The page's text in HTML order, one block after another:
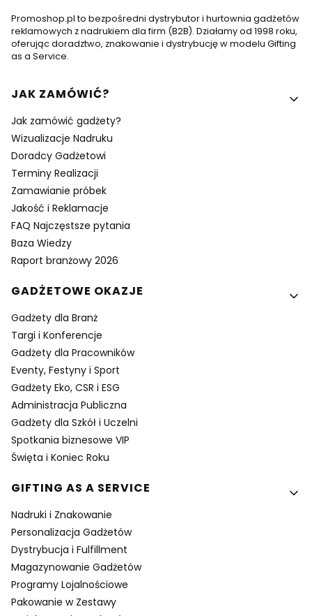
Promoshop.pl to bezpośredni dystrybutor i hurtownia gadżetów
reklamowych z nadrukiem dla firm (B2B). Działamy od 1998 roku,
oferując doradztwo, znakowanie i dystrybucję w modelu Gifting
as a Service.
Linki w stopce
JAK ZAMÓWIĆ?
Jak zamówić gadżety?
Wizualizacje Nadruku
Doradcy Gadżetowi
Terminy Realizacji
Zamawianie próbek
Jakość i Reklamacje
FAQ Najczęstsze pytania
Baza Wiedzy
Raport branżowy 2026
GADŻETOWE OKAZJE
Gadżety dla Branż
Targi i Konferencje
Gadżety dla Pracowników
Eventy, Festyny i Sport
Gadżety Eko, CSR i ESG
Administracja Publiczna
Gadżety dla Szkół i Uczelni
Spotkania biznesowe VIP
Święta i Koniec Roku
GIFTING AS A SERVICE
Nadruki i Znakowanie
Personalizacja Gadżetów
Dystrybucja i Fulfillment
Magazynowanie Gadżetów
Programy Lojalnościowe
Pakowanie w Zestawy